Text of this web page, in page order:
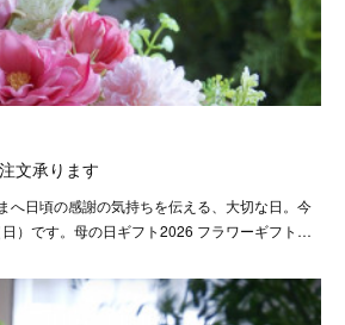
文承ります
へ日頃の感謝の気持ちを伝える、大切な日。今
）です。母の日ギフト2026 フラワーギフト…